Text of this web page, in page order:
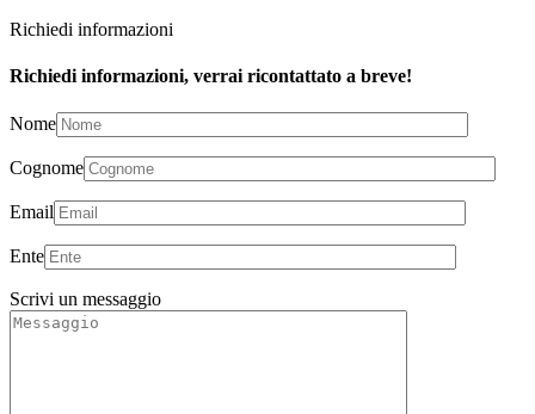
Richiedi informazioni
Richiedi informazioni, verrai ricontattato a breve!
Nome
Cognome
Email
Ente
Scrivi un messaggio